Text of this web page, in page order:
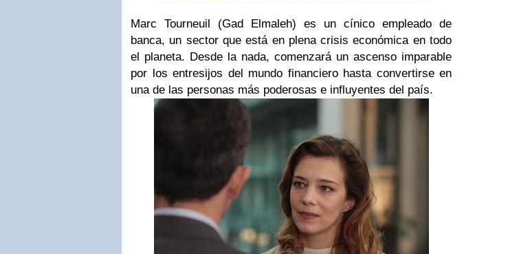
Marc Tourneuil (Gad Elmaleh) es un cínico empleado de
banca, un sector que está en plena crisis económica en todo
el planeta. Desde la nada, comenzará un ascenso imparable
por los entresijos del mundo financiero hasta convertirse en
una de las personas más poderosas e influyentes del país.